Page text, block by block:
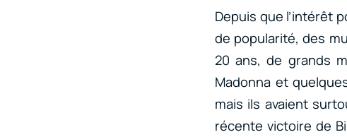
Depuis que l’intérêt
de popularité, des
20 ans, de grands
Madonna et
mais ils avaient
récente victoire de